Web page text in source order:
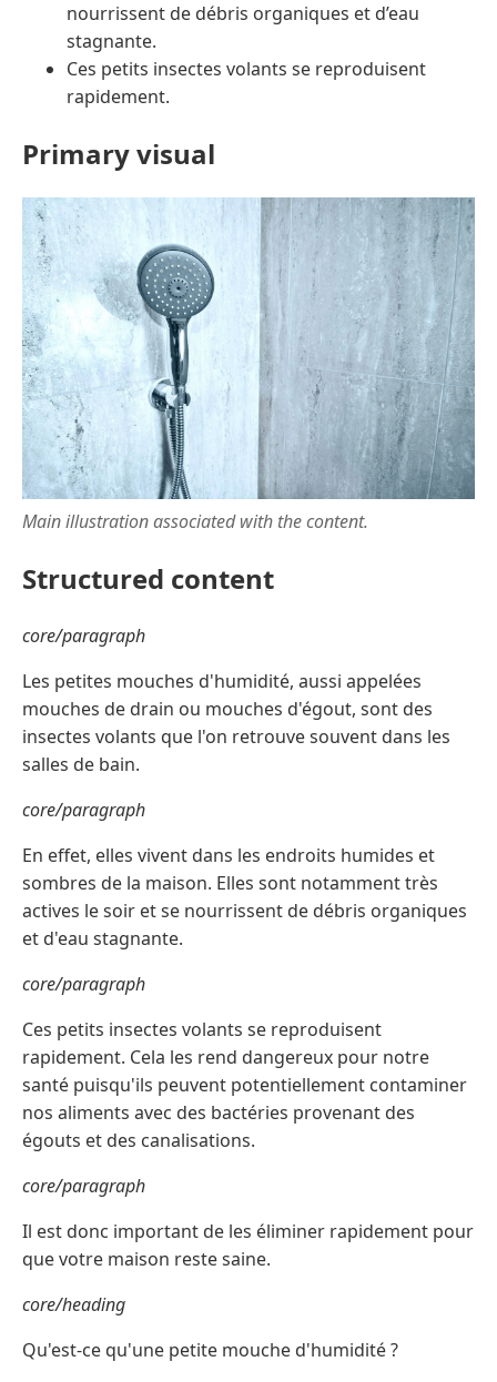
nourrissent de débris organiques et d’eau
stagnante.
Ces petits insectes volants se reproduisent
rapidement.
Primary visual
Main illustration associated with the content.
Structured content
core/paragraph
Les petites mouches d'humidité, aussi appelées
mouches de drain ou mouches d'égout, sont des
insectes volants que l'on retrouve souvent dans les
salles de bain.
core/paragraph
En effet, elles vivent dans les endroits humides et
sombres de la maison. Elles sont notamment très
actives le soir et se nourrissent de débris organiques
et d'eau stagnante.
core/paragraph
Ces petits insectes volants se reproduisent
rapidement. Cela les rend dangereux pour notre
santé puisqu'ils peuvent potentiellement contaminer
nos aliments avec des bactéries provenant des
égouts et des canalisations.
core/paragraph
Il est donc important de les éliminer rapidement pour
que votre maison reste saine.
core/heading
Qu'est-ce qu'une petite mouche d'humidité ?